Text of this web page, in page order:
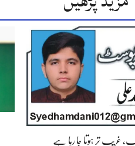
غریب تر ہوتا جا رہا ہے